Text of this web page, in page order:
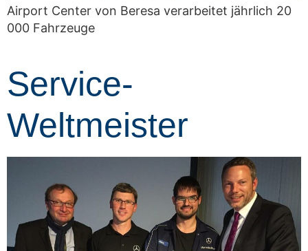
Airport Center von Beresa verarbeitet jährlich 20
000 Fahrzeuge
Service-
Weltmeister